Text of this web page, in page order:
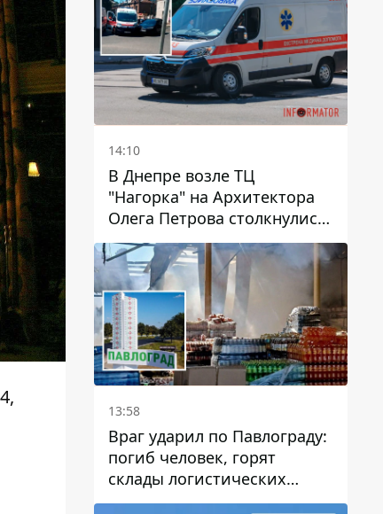
14:10
В Днепре возле ТЦ
"Нагорка" на Архитектора
Олега Петрова столкнулись
"скорая" и Toyota: трамваи
№5 задерживаются
13:58
Враг ударил по Павлограду:
погиб человек, горят
склады логистических
компаний и магазина